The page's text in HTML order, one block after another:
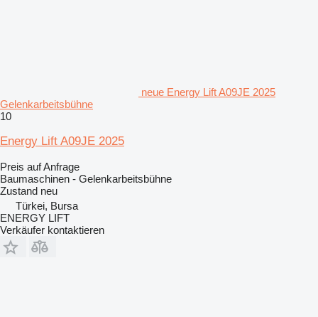
neue Energy Lift A09JE 2025
Gelenkarbeitsbühne
10
Energy Lift A09JE 2025
Preis auf Anfrage
Baumaschinen - Gelenkarbeitsbühne
Zustand neu
Türkei, Bursa
ENERGY LIFT
Verkäufer kontaktieren